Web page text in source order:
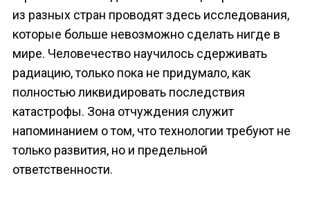
из разных стран проводят здесь исследования,
которые больше невозможно сделать нигде в
мире. Человечество научилось сдерживать
радиацию, только пока не придумало, как
полностью ликвидировать последствия
катастрофы. Зона отчуждения служит
напоминанием о том, что технологии требуют не
только развития, но и предельной
ответственности.